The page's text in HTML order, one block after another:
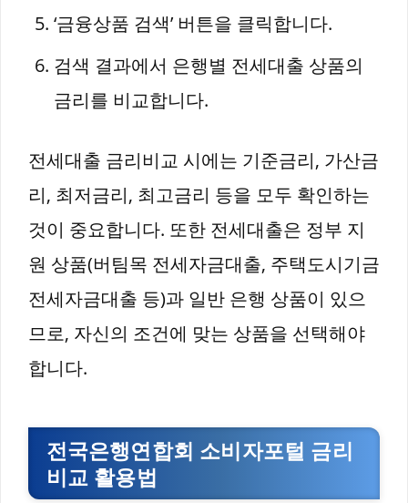
‘금융상품 검색’ 버튼을 클릭합니다.
검색 결과에서 은행별 전세대출 상품의
금리를 비교합니다.
전세대출 금리비교 시에는 기준금리, 가산금
리, 최저금리, 최고금리 등을 모두 확인하는
것이 중요합니다. 또한 전세대출은 정부 지
원 상품(버팀목 전세자금대출, 주택도시기금
전세자금대출 등)과 일반 은행 상품이 있으
므로, 자신의 조건에 맞는 상품을 선택해야
합니다.
전국은행연합회 소비자포털 금리
비교 활용법